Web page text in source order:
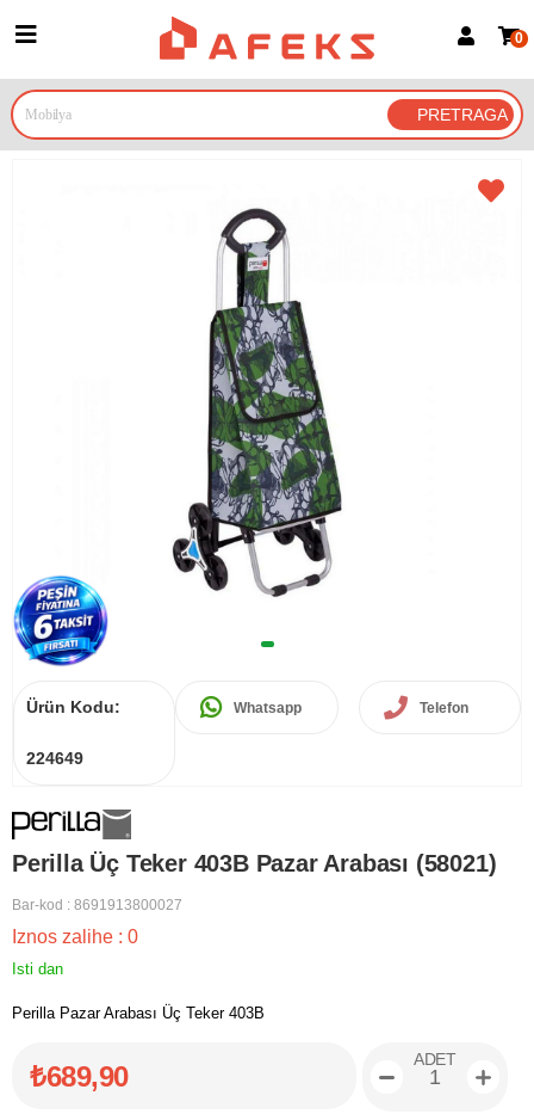
Prijava za članove
Prijavite se Google nalogom
0
Ürün Kodu:
224649
Whatsapp Telefon
Perilla Üç Teker 403B Pazar Arabası (58021)
Bar-kod : 8691913800027
Iznos zalihe : 0
Isti dan
Perilla Pazar Arabası Üç Teker 403B
₺689,90
ADET